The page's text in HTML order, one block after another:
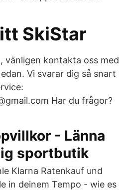
SkiStar
vänligen kontakta oss med
Vi svarar dig så snart
Har du frågor?
- Länna
sportbutik
Klarna Ratenkauf und
in deinem Tempo - wie es